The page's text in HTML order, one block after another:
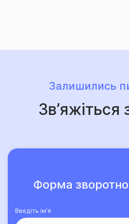
Залишились
Зв’яжіться
Форма
Введіть ім’я